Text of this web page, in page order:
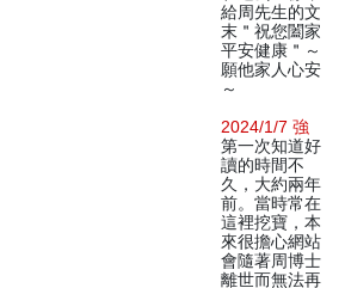
給周先生的文
末＂祝您闔家
平安健康＂～
願他家人心安
～
2024/1/7 強
第一次知道好
讀的時間不
久，大約兩年
前。當時常在
這裡挖寶，本
來很擔心網站
會隨著周博士
離世而無法再